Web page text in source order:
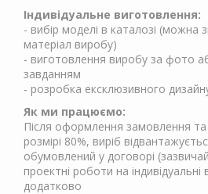
Індивідуальне виготовлення:
- вибір моделі в каталозі (можна
матеріал виробу)
- виготовлення виробу за фото
завданням
- розробка ексклюзивного дизайну
Як ми працюємо:
Після оформлення замовлення
розмірі 80%, виріб
обумовлений у договорі
проектні роботи на
додатково